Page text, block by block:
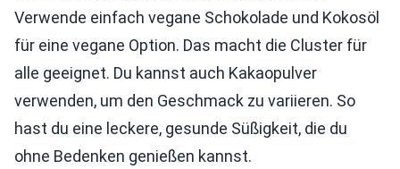
Verwende einfach vegane Schokolade und Kokosöl
für eine vegane Option. Das macht die Cluster für
alle geeignet. Du kannst auch Kakaopulver
verwenden, um den Geschmack zu variieren. So
hast du eine leckere, gesunde Süßigkeit, die du
ohne Bedenken genießen kannst.